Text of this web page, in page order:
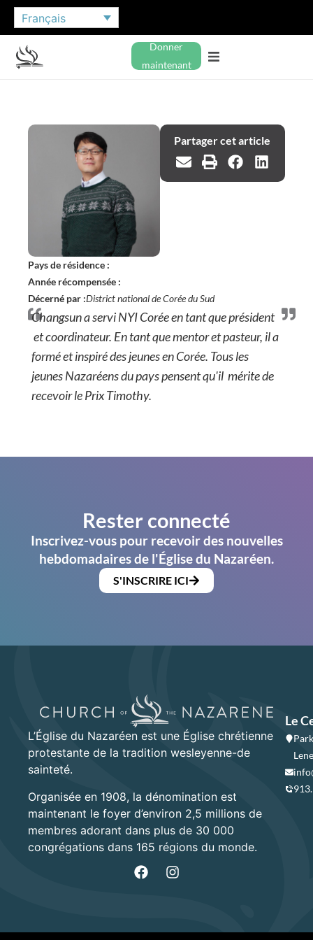
Français
Donner
maintenant
Partager cet article
Pays de résidence :
Année récompensée :
Décerné par :District national de Corée du Sud
Changsun a servi NYI Corée en tant que président
et coordinateur. En tant que mentor et pasteur, il a
formé et inspiré des jeunes en Corée. Tous les
jeunes Nazaréens du pays pensent qu'il mérite de
recevoir le Prix Timothy.
Rester connecté
Inscrivez-vous pour recevoir des nouvelles
hebdomadaires de l'Église du Nazaréen.
S'INSCRIRE ICI
L’Église du Nazaréen est une Église chrétienne
protestante de la tradition wesleyenne-de
sainteté.
Organisée en 1908, la dénomination est
maintenant le foyer d’environ 2,5 millions de
membres adorant dans plus de 30 000
congrégations dans 165 régions du monde.
Le